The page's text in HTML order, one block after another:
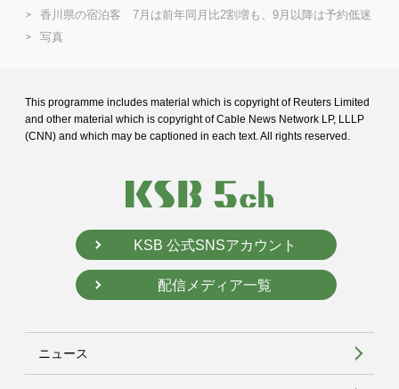
香川県の宿泊客 7月は前年同月比2割増も、9月以降は予約低迷
写真
This programme includes material which is copyright of Reuters Limited
and other material which is copyright of Cable News Network LP, LLLP
(CNN) and which may be captioned in each text. All rights reserved.
KSB 公式SNSアカウント
配信メディア一覧
ニュース